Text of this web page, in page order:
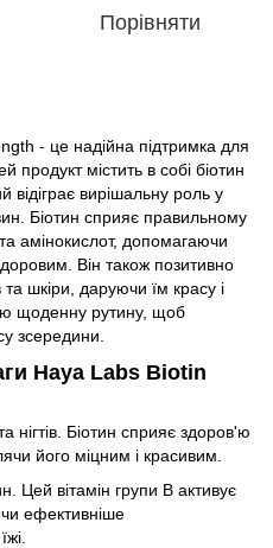
Порівняти
- це надійна підтримка для
продукт містить в собі біотин
відіграє вирішальну роль у
Біотин сприяє правильному
амінокислот, допомагаючи
Він також позитивно
та шкіри, даруючи їм красу і
щоденну рутину, щоб
зсередини.
Haya Labs Biotin
нігтів. Біотин сприяє здоров'ю
його міцним і красивим.
Цей вітамін групи В активує
ефективніше